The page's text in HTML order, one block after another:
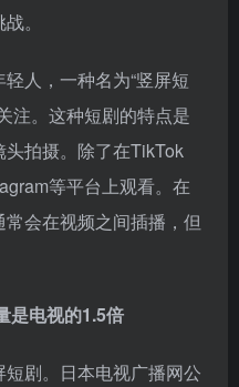
。
人，一种名为“竖屏短
注。这种短剧的特点是
拍摄。除了在TikTok
等平台上观看。在
会在视频之间插播，但
是电视的1.5倍
剧。日本电视广播网公